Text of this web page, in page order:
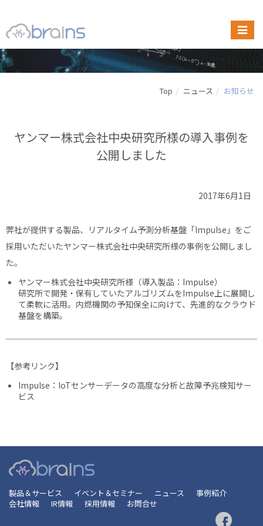
Top ニュース お知らせ
ヤンマー株式会社中央研究所様の導入事例を
公開しました
2017年6月1日
弊社が提供する製品、リアルタイム予測分析基盤「Impulse」をご
採用いただいたヤンマー株式会社中央研究所様の事例を公開しまし
た。
ヤンマー株式会社中央研究所様 （導入製品：Impulse）
研究所で開発・保有していたアルゴリズムをImpulse上に展開し
て柔軟に活用。内燃機関の予知保全に向けて、先進的なクラウド
基盤を構築。
【参考リンク】
Impulse：IoTセンサーデータの高度な分析と故障予兆検知サー
ビス
製品＆サービス イベント＆セミナー ニュース
事例紹介
会社情報
IR情報 採用情報 お問合せ